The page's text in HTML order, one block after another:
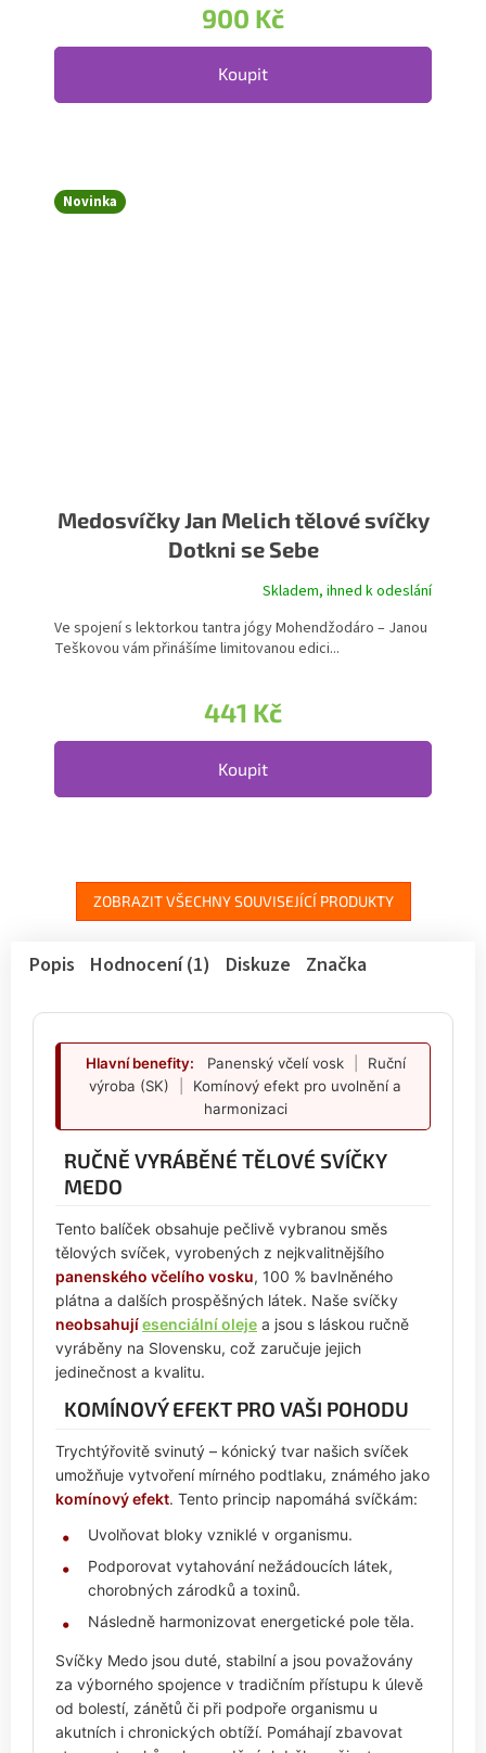
900 Kč
Koupit
Novinka
Medosvíčky Jan Melich tělové svíčky
Dotkni se Sebe
Skladem, ihned k odeslání
441 Kč
Koupit
Ve spojení s lektorkou tantra jógy Mohendžodáro – Janou
Teškovou vám přinášíme limitovanou edici...
ZOBRAZIT VŠECHNY SOUVISEJÍCÍ PRODUKTY
Popis Hodnocení (1) Diskuze Značka
Hlavní benefity: Panenský včelí vosk
Ruční
výroba (SK)
Komínový efekt pro uvolnění a
harmonizaci
RUČNĚ VYRÁBĚNÉ TĚLOVÉ SVÍČKY
MEDO
Tento balíček obsahuje pečlivě vybranou směs
tělových svíček, vyrobených z nejkvalitnějšího
panenského včelího vosku, 100 % bavlněného
plátna a dalších prospěšných látek. Naše svíčky
neobsahujíesenciální oleje a jsou s láskou ručně
vyráběny na Slovensku, což zaručuje jejich
jedinečnost a kvalitu.
KOMÍNOVÝ EFEKT PRO VAŠI POHODU
Trychtýřovitě svinutý – kónický tvar našich svíček
umožňuje vytvoření mírného podtlaku, známého jako
komínový efekt. Tento princip napomáhá svíčkám:
Uvolňovat bloky vzniklé v organismu.
Podporovat vytahování nežádoucích látek,
chorobných zárodků a toxinů.
Následně harmonizovat energetické pole těla.
Svíčky Medo jsou duté, stabilní a jsou považovány
za výborného spojence v tradičním přístupu k úlevě
od bolestí, zánětů či při podpoře organismu u
akutních i chronických obtíží. Pomáhají zbavovat